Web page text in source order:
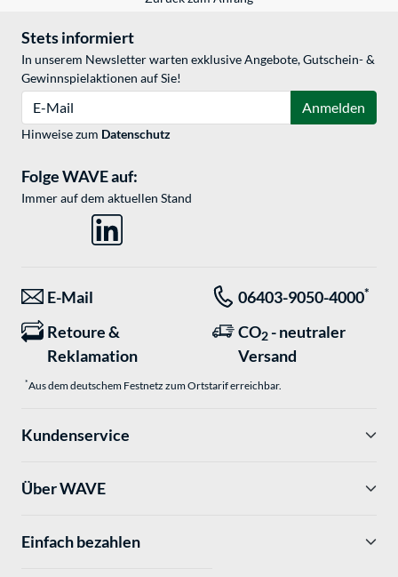
Stets informiert
In unserem Newsletter warten exklusive Angebote, Gutschein- &
Gewinnspielaktionen auf Sie!
Anmelden
Hinweise zum Datenschutz
Folge WAVE auf:
Immer auf dem aktuellen Stand
E-Mail 06403-9050-4000*
Retoure &
Reklamation
CO2 - neutraler
Versand
*Aus dem deutschem Festnetz zum Ortstarif erreichbar.
Kundenservice
Über WAVE
Einfach bezahlen